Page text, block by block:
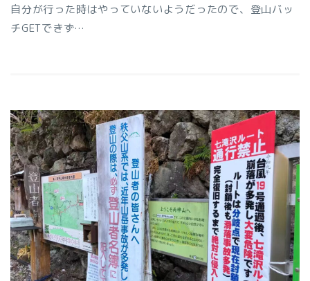
自分が行った時はやっていないようだったので、登山バッ
チGETできず…